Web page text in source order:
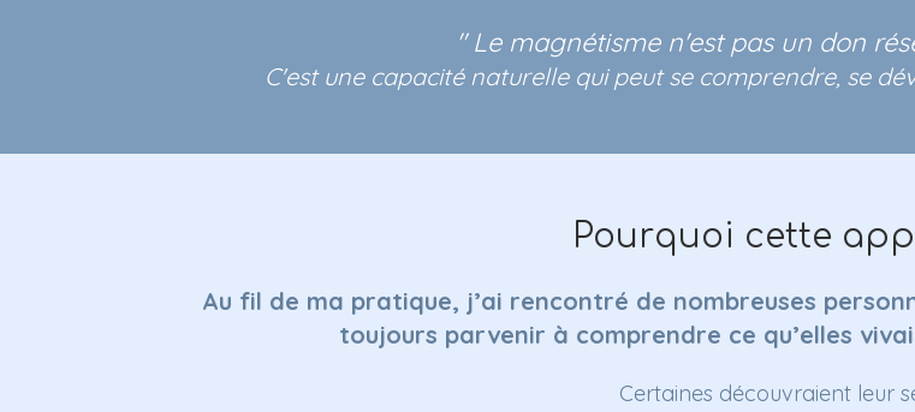
" Le magnétisme n'est pas un don
C'est une capacité naturelle qui peut se comprendre, se
Pourquoi cette
Au fil de ma pratique, j’ai rencontré de nombreuses
toujours parvenir à comprendre ce qu’elles
Certaines découvraient leur